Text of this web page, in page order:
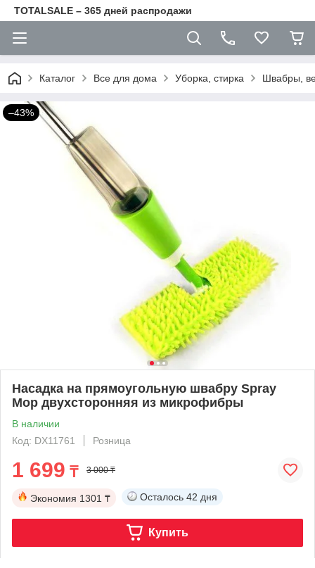
TOTALSALE – 365 дней распродажи
Каталог Все для дома Уборка, стирка Швабры,
–43%
Насадка на прямоугольную швабру Spray
Mop двухсторонняя из микрофибры
В наличии
Код: DX11761
Розница
1 699 ₸ 3 000 ₸
Экономия 1301 ₸ Осталось 42 дня
Купить